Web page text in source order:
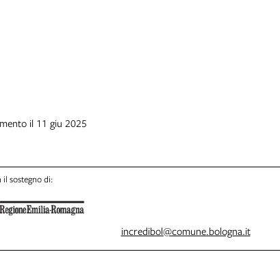
il 11 giu 2025
il sostegno di:
incredibol@comune.bologna.it